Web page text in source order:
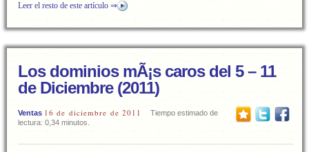
Leer el resto de este artículo ⇒
Los dominios mÃ¡s caros del 5 – 11
de Diciembre (2011)
Ventas 16 de diciembre de 2011
Tiempo estimado de
lectura: 0,34 minutos.